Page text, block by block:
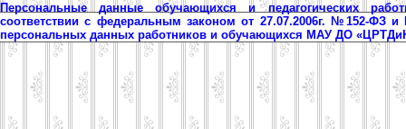
Персональные данные обучающихся и педагогических
соответствии с федеральным законом от 27.07.2006г. №152-ФЗ
персональных данных работников и обучающихся МАУ ДО